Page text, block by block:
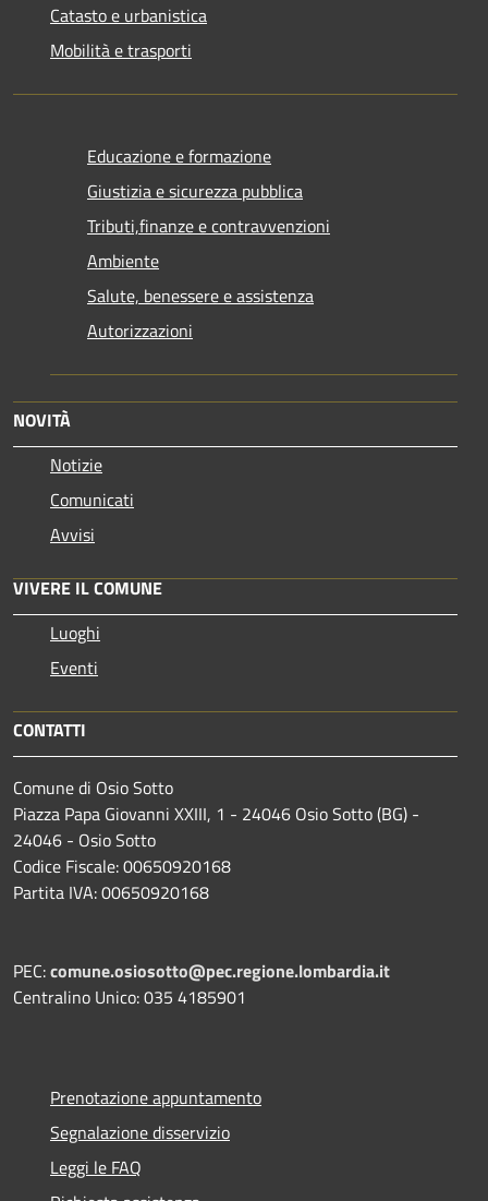
Catasto e urbanistica
Mobilità e trasporti
Educazione e formazione
Giustizia e sicurezza pubblica
Tributi,finanze e contravvenzioni
Ambiente
Salute, benessere e assistenza
Autorizzazioni
NOVITÀ
Notizie
Comunicati
Avvisi
VIVERE IL COMUNE
Luoghi
Eventi
CONTATTI
Comune di Osio Sotto
Piazza Papa Giovanni XXIII, 1 - 24046 Osio Sotto (BG) -
24046 - Osio Sotto
Codice Fiscale: 00650920168
Partita IVA: 00650920168
PEC:comune.osiosotto@pec.regione.lombardia.it
Centralino Unico: 035 4185901
Prenotazione appuntamento
Segnalazione disservizio
Leggi le FAQ